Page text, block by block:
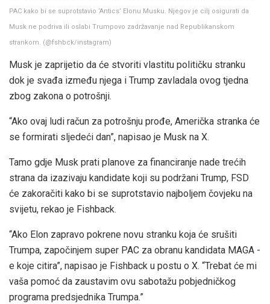
PAC kako bi se suprotstavio ‘Antics’ Elonu Musku. Njegov je cilj osigurati da
Musk ne podriva ili oslabi Trumpovo zadržavanje nad Republikanskom
strankom. (@fshbck/instagram)
Musk je zaprijetio da će stvoriti vlastitu političku stranku
dok je svađa između njega i Trump zavladala ovog tjedna
zbog zakona o potrošnji.
“Ako ovaj ludi račun za potrošnju prođe, Američka stranka će
se formirati sljedeći dan”, napisao je Musk na X.
Tamo gdje Musk prati planove za financiranje nade trećih
strana da izazivaju kandidate koji su podržani Trump, FSD
će zakoračiti kako bi se suprotstavio najboljem čovjeku na
svijetu, rekao je Fishback.
“Ako Elon zapravo pokrene novu stranku koja će srušiti
Trumpa, započinjem super PAC za obranu kandidata MAGA -
e koje citira”, napisao je Fishback u postu o X. “Trebat će mi
vaša pomoć da zaustavim ovu sabotažu pobjedničkog
programa predsjednika Trumpa.”